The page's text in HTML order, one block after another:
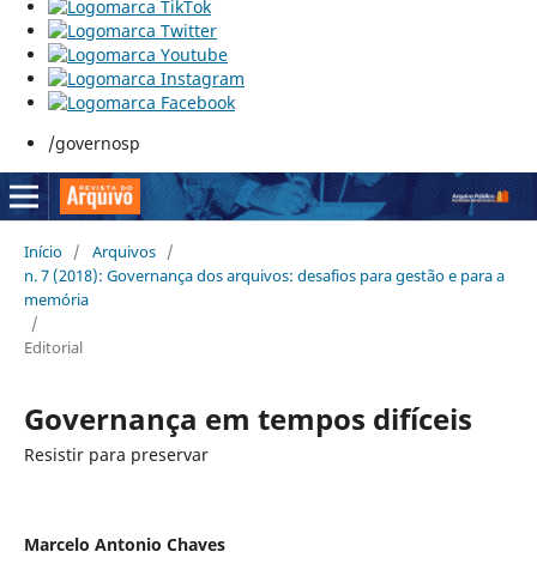
/governosp
Início / Arquivos /
n. 7 (2018): Governança dos arquivos: desafios para gestão e para a
memória
/
Editorial
Governança em tempos difíceis
Resistir para preservar
Marcelo Antonio Chaves